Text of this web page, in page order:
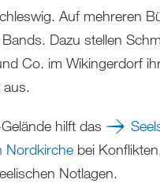
Auf mehreren
Dazu stellen
Co. im Wikingerdorf
hilft das
Nordkirche bei
Notlagen.